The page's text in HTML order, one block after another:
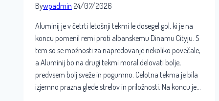
Bywpadmin 24/07/2026
Aluminij je v četrti letošnji tekmi le dosegel gol, ki je na
koncu pomenil remi proti albanskemu Dinamu Cityju. S
tem so se možnosti za napredovanje nekoliko povečale,
a Aluminij bo na drugi tekmi moral delovati bolje,
predvsem bolj sveže in pogumno. Celotna tekma je bila
izjemno prazna glede strelov in priložnosti. Na koncu je…